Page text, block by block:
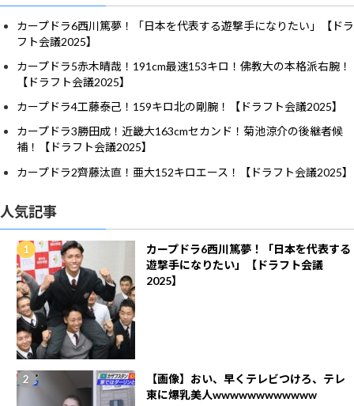
カープドラ6西川篤夢！「日本を代表する遊撃手になりたい」【ドラ
フト会議2025】
カープドラ5赤木晴哉！191cm最速153キロ！佛教大の本格派右腕！
【ドラフト会議2025】
カープドラ4工藤泰己！159キロ北の剛腕！【ドラフト会議2025】
カープドラ3勝田成！近畿大163cmセカンド！菊池涼介の後継者候
補！【ドラフト会議2025】
カープドラ2齊藤汰直！亜大152キロエース！【ドラフト会議2025】
人気記事
カープドラ6西川篤夢！「日本を代表する
遊撃手になりたい」【ドラフト会議
2025】
【画像】おい、早くテレビつけろ、テレ
東に爆乳美人wwwwwwwwwwww